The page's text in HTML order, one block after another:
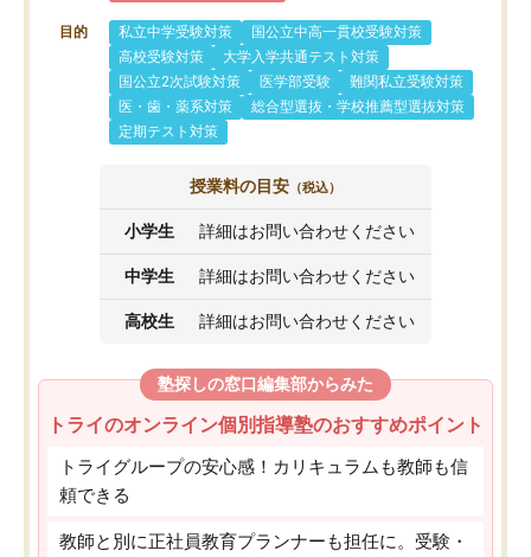
目的 私立中学受験対策
国公立中高一貫校受験対策
高校受験対策
大学入学共通テスト対策
国公立2次試験対策
医学部受験
難関私立受験対策
医・歯・薬系対策
総合型選抜・学校推薦型選抜対策
定期テスト対策
授業料の目安 （税込）
小学生 詳細はお問い合わせください
中学生 詳細はお問い合わせください
高校生 詳細はお問い合わせください
塾探しの窓口編集部からみた
トライのオンライン個別指導塾のおすすめポイント
トライグループの安心感！カリキュラムも教師も信
頼できる
教師と別に正社員教育プランナーも担任に。受験・